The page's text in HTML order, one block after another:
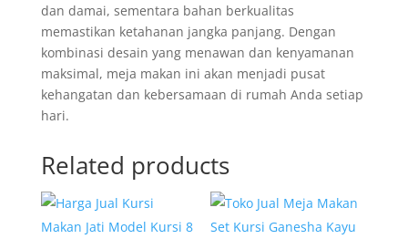
dan damai, sementara bahan berkualitas
memastikan ketahanan jangka panjang. Dengan
kombinasi desain yang menawan dan kenyamanan
maksimal, meja makan ini akan menjadi pusat
kehangatan dan kebersamaan di rumah Anda setiap
hari.
Related products